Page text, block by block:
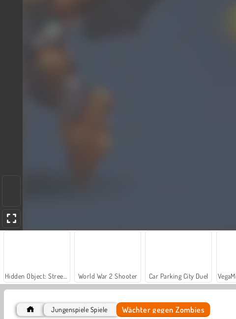
World War 2 Shooter Car Parking City Duel
Jungenspiele Spiele Wächter gegen Zombies